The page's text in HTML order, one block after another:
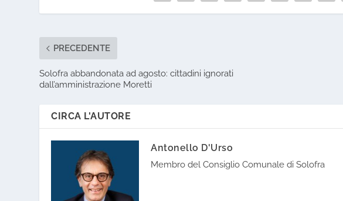
PRECEDENTE
Solofra abbandonata ad agosto: cittadini ignorati
dall’amministrazione Moretti
CIRCA L'AUTORE
Antonello D'Urso
Membro del Consiglio Comunale di Solofra